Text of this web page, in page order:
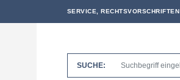
SERVICE, RECHTSVORSCHRIFTEN
SUCHE: